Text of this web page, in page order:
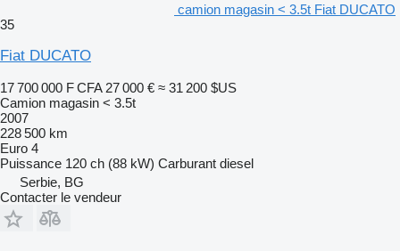
camion magasin < 3.5t Fiat DUCATO
35
Fiat DUCATO
17 700 000 F CFA 27 000 € ≈ 31 200 $US
Camion magasin < 3.5t
2007
228 500 km
Euro 4
Puissance 120 ch (88 kW) Carburant diesel
Serbie, BG
Contacter le vendeur